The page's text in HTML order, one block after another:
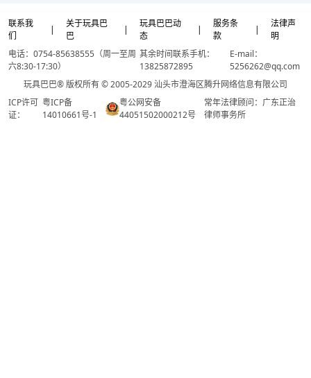
联系我
们
|
关于玩具巴
巴
|
玩具巴巴动
态
|
服务条
款
|
法律声
明
电话：0754-85638555（周一至周
六8:30-17:30）
其余时间联系手机：
13825872895
E-mail：
5256262@qq.com
玩具巴巴® 版权所有 © 2005-2029 汕头市澄海区腾升网络信息有限公司
ICP许可
证：
粤ICP备
14010661号-1
粤公网安备
44051502000212号
常年法律顾问：广东正治
律师事务所